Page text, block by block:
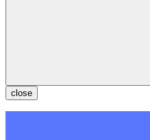
close